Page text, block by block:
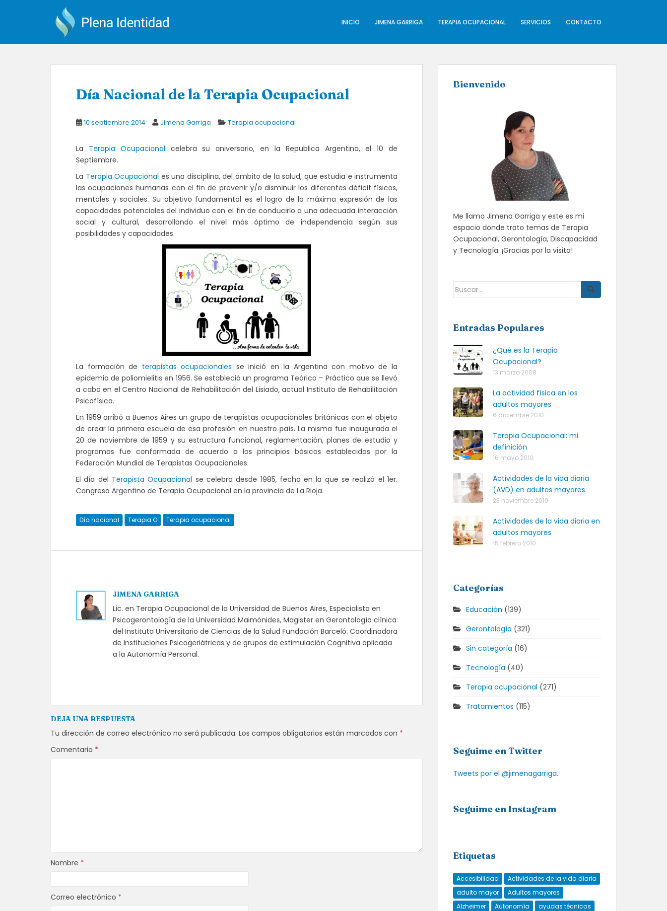
INICIO JIMENA GARRIGA TERAPIA OCUPACIONAL SERVICIOS CONTACTO
Día Nacional de la Terapia Ocupacional
10 septiembre 2014 Jimena Garriga Terapia ocupacional
La Terapia Ocupacional celebra su aniversario, en la Republica Argentina, el 10 de
Septiembre.
La Terapia Ocupacional es una disciplina, del ámbito de la salud, que estudia e instrumenta
las ocupaciones humanas con el fin de prevenir y/o disminuir los diferentes déficit físicos,
mentales y sociales. Su objetivo fundamental es el logro de la máxima expresión de las
capacidades potenciales del individuo con el fin de conducirlo a una adecuada interacción
social y cultural, desarrollando el nivel más óptimo de independencia según sus
posibilidades y capacidades.
La formación de terapistas ocupacionales se inició en la Argentina con motivo de la
epidemia de poliomielitis en 1956. Se estableció un programa Teórico – Práctico que se llevó
a cabo en el Centro Nacional de Rehabilitación del Lisiado, actual Instituto de Rehabilitación
Psicofísica.
En 1959 arribó a Buenos Aires un grupo de terapistas ocupacionales británicas con el objeto
de crear la primera escuela de esa profesión en nuestro país. La misma fue inaugurada el
20 de noviembre de 1959 y su estructura funcional, reglamentación, planes de estudio y
programas fue conformada de acuerdo a los principios básicos establecidos por la
Federación Mundial de Terapistas Ocupacionales.
El día del Terapista Ocupacional se celebra desde 1985, fecha en la que se realizó el 1er.
Congreso Argentino de Terapia Ocupacional en la provincia de La Rioja.
Día nacional Terapia O Terapia ocupacional
JIMENA GARRIGA
Lic. en Terapia Ocupacional de la Universidad de Buenos Aires, Especialista en
Psicogerontología de la Universidad Maimónides, Magister en Gerontología clínica
del Instituto Universitario de Ciencias de la Salud Fundación Barceló. Coordinadora
de Instituciones Psicogeriátricas y de grupos de estimulación Cognitiva aplicada
a la Autonomía Personal.
DEJA UNA RESPUESTA
Tu dirección de correo electrónico no será publicada. Los campos obligatorios están marcados con *
Comentario *
Nombre *
Correo electrónico *
Bienvenido
Me llamo Jimena Garriga y este es mi
espacio donde trato temas de Terapia
Ocupacional, Gerontología, Discapacidad
y Tecnología. ¡Gracias por la visita!
Buscar:
Entradas Populares
¿Qué es la Terapia
Ocupacional?
13 marzo 2008
La actividad física en los
adultos mayores
6 diciembre 2010
Terapia Ocupacional: mi
definición
16 mayo 2010
Actividades de la vida diaria
(AVD) en adultos mayores
23 noviembre 2010
Actividades de la vida diaria en
adultos mayores
15 febrero 2010
Categorías
Educación (139)
Gerontología (321)
Sin categoría (16)
Tecnología (40)
Terapia ocupacional (271)
Tratamientos (115)
Seguime en Twitter
Tweets por el @jimenagarriga.
Seguime en Instagram
Etiquetas
Accesibilidad
Actividades de la vida diaria
adulto mayor
Adultos mayores
Alzheimer
Autonomía
ayudas técnicas